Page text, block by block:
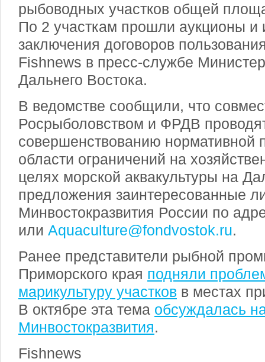
рыбоводных участков общей
По 2 участкам прошли аукционы и
заключения договоров
Fishnews в пресс-службе
Дальнего Востока.
В ведомстве сообщили, что
Росрыболовством и ФРДВ
совершенствованию нормативной
области ограничений на
целях морской аквакультуры на
предложения заинтересованные
Минвостокразвития России по
или Aquaculture@fondvostok.ru.
Ранее представители рыбной
Приморского края подняли
марикультуру участков в местах
В октябре эта тема обсуждалась
Минвостокразвития.
Fishnews